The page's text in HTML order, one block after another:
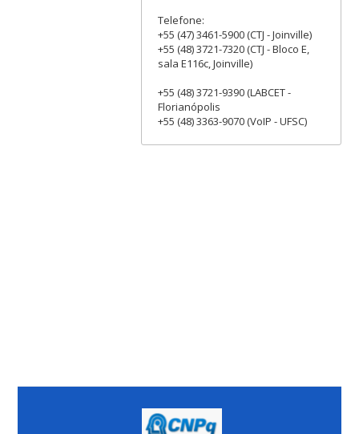
Telefone:
+55 (47) 3461-5900 (CTJ - Joinville)
+55 (48) 3721-7320 (CTJ - Bloco E,
sala E116c, Joinville)
+55 (48) 3721-9390 (LABCET -
Florianópolis
+55 (48) 3363-9070 (VoIP - UFSC)